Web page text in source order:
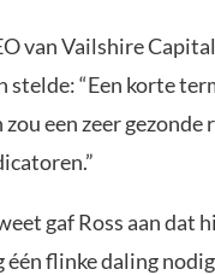
van Vailshire
stelde: “Een korte
zou een zeer
gaf Ross aan
flinke daling